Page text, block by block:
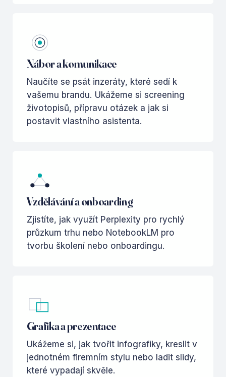
Nábor a komunikace
Naučíte se psát inzeráty, které sedí k
vašemu brandu. Ukážeme si screening
životopisů, přípravu otázek a jak si
postavit vlastního asistenta.
Vzdělávání a onboarding
Zjistíte, jak využít Perplexity pro rychlý
průzkum trhu nebo NotebookLM pro
tvorbu školení nebo onboardingu.
Grafika a prezentace
Ukážeme si, jak tvořit infografiky, kreslit v
jednotném firemním stylu nebo ladit slidy,
které vypadají skvěle.